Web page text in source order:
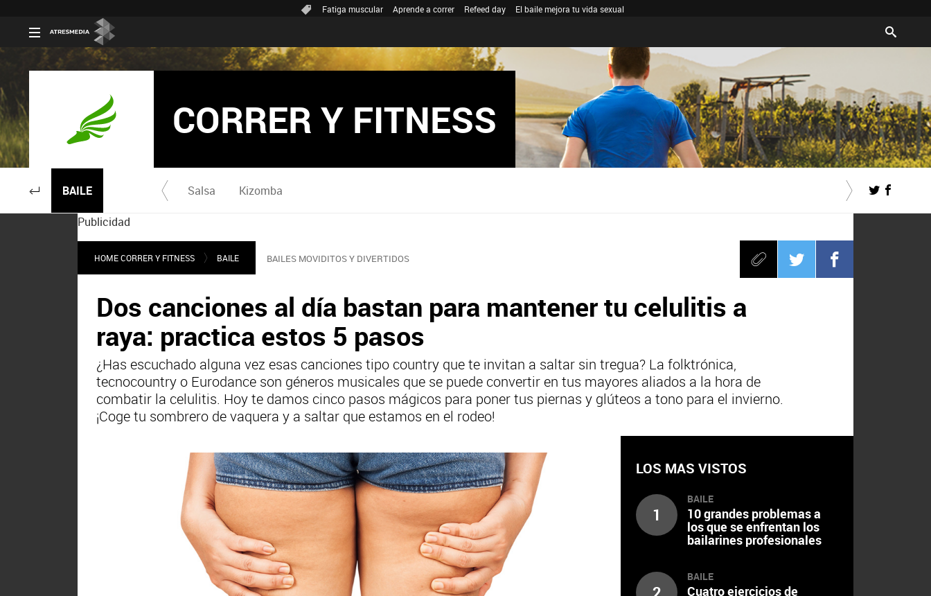
Fatiga muscular Aprende a correr Refeed day El baile mejora tu vida sexual
CORRER Y FITNESS
BAILE Salsa Kizomba
Publicidad
HOME CORRER Y FITNESS BAILE BAILES MOVIDITOS Y DIVERTIDOS
Dos canciones al día bastan para mantener tu celulitis a
raya: practica estos 5 pasos
¿Has escuchado alguna vez esas canciones tipo country que te invitan a saltar sin tregua? La folktrónica,
tecnocountry o Eurodance son géneros musicales que se puede convertir en tus mayores aliados a la hora de
combatir la celulitis. Hoy te damos cinco pasos mágicos para poner tus piernas y glúteos a tono para el invierno.
¡Coge tu sombrero de vaquera y a saltar que estamos en el rodeo!
LOS MAS VISTOS
1
BAILE
10 grandes problemas a
los que se enfrentan los
bailarines profesionales
BAILE
Cuatro ejercicios de